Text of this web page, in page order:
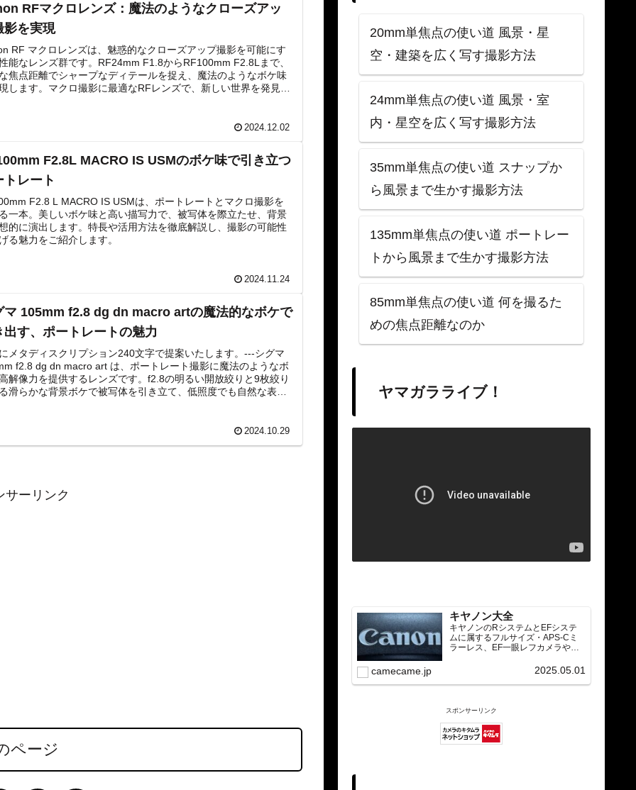
RFマクロレンズ：魔法のようなクローズアッ
影を実現
RF マクロレンズは、魅惑的なクローズアップ撮影を可能にす
能なレンズ群です。RF24mm F1.8からRF100mm F2.8Lまで、
焦点距離でシャープなディテールを捉え、魔法のようなボケ味
します。マクロ撮影に最適なRFレンズで、新しい世界を発見し
2024.12.02
F2.8L MACRO IS USMのボケ味で引き立つ
トレート
F2.8 L MACRO IS USMは、ポートレートとマクロ撮影を
一本。美しいボケ味と高い描写力で、被写体を際立たせ、背景
的に演出します。特長や活用方法を徹底解説し、撮影の可能性
る魅力をご紹介します。
2024.11.24
マ 105mm f2.8 dg dn macro artの魔法的なボケで
出す、ポートレートの魅力
メタディスクリプション240文字で提案いたします。---シグマ
f2.8 dg dn macro art は、ポートレート撮影に魔法のようなボ
解像力を提供するレンズです。f2.8の明るい開放絞りと9枚絞り
滑らかな背景ボケで被写体を引き立て、低照度でも自然な表情
2024.10.29
サーリンク
ページ
20mm単焦点の使い道 風景・星
空・建築を広く写す撮影方法
24mm単焦点の使い道 風景・室
内・星空を広く写す撮影方法
35mm単焦点の使い道 スナップか
ら風景まで生かす撮影方法
135mm単焦点の使い道 ポートレー
トから風景まで生かす撮影方法
85mm単焦点の使い道 何を撮るた
めの焦点距離なのか
ヤマガラライブ！
キヤノン大全
キヤノンのRシステムとEFシステ
ムに属するフルサイズ・APS-Cミ
ラーレス、EF一眼レフカメラや
望遠）をカテゴリ別に網羅し、効
種の内部リンク設計で回遊性向上
camecame.jp 2025.05.01
スポンサーリンク